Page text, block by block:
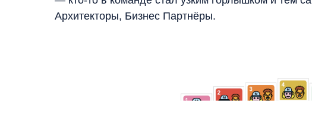
Архитекторы, Бизнес Партнёры.